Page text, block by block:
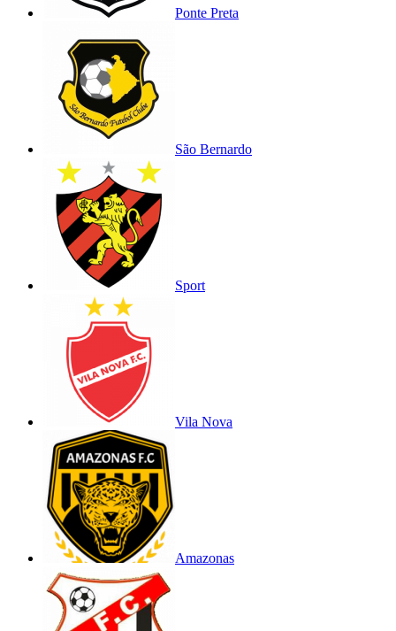
Ponte Preta
São Bernardo
Sport
Vila Nova
Amazonas